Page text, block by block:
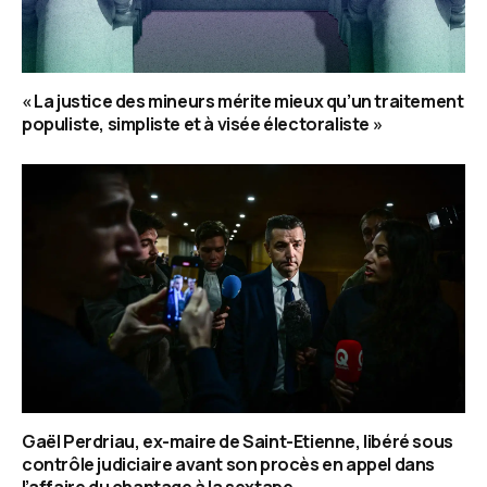
« La justice des mineurs mérite mieux qu’un traitement
populiste, simpliste et à visée électoraliste »
Gaël Perdriau, ex-maire de Saint-Etienne, libéré sous
contrôle judiciaire avant son procès en appel dans